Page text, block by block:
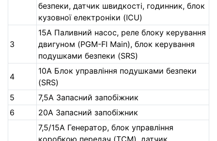
безпеки, датчик швидкості, годинник, блок
кузовної електроніки (ICU)
3
15A Паливний насос, реле блоку керування
двигуном (PGM-FI Main), блок керування
подушками безпеки (SRS)
4
10A Блок управління подушками безпеки
(SRS)
5
7,5A Запасний запобіжник
6
20A Запасний запобіжник
7,5/15A Генератор, блок управління